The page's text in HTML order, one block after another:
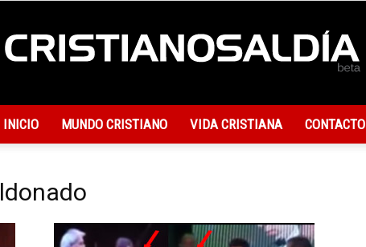
Actualidad
Cristiana
INICIO MUNDO CRISTIANO VIDA CRISTIANA CONTACTO